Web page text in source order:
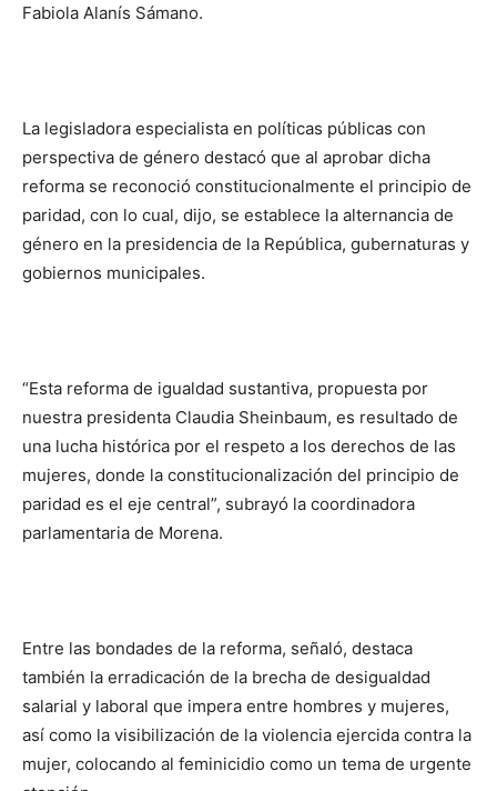
Fabiola Alanís Sámano.
La legisladora especialista en políticas públicas con
perspectiva de género destacó que al aprobar dicha
reforma se reconoció constitucionalmente el principio de
paridad, con lo cual, dijo, se establece la alternancia de
género en la presidencia de la República, gubernaturas y
gobiernos municipales.
“Esta reforma de igualdad sustantiva, propuesta por
nuestra presidenta Claudia Sheinbaum, es resultado de
una lucha histórica por el respeto a los derechos de las
mujeres, donde la constitucionalización del principio de
paridad es el eje central”, subrayó la coordinadora
parlamentaria de Morena.
Entre las bondades de la reforma, señaló, destaca
también la erradicación de la brecha de desigualdad
salarial y laboral que impera entre hombres y mujeres,
así como la visibilización de la violencia ejercida contra la
mujer, colocando al feminicidio como un tema de urgente